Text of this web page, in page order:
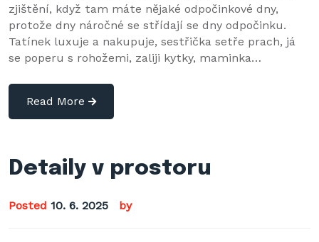
zjištění, když tam máte nějaké odpočinkové dny,
protože dny náročné se střídají se dny odpočinku.
Tatínek luxuje a nakupuje, sestřička setře prach, já
se poperu s rohožemi, zaliji kytky, maminka…
Read More
Detaily v prostoru
Posted 10. 6. 2025 by